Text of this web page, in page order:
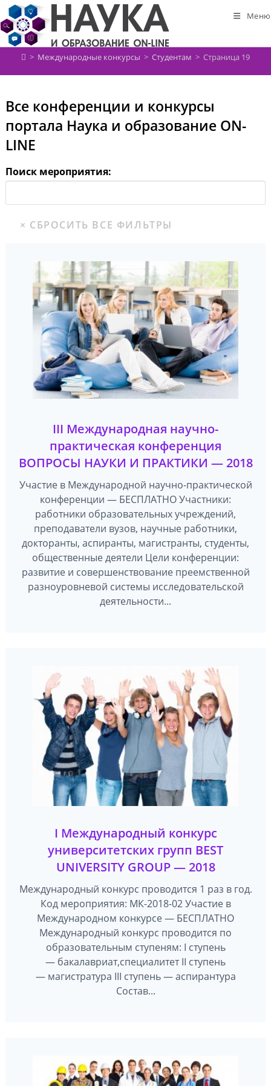
Перейти
к
содержимому
Меню
> Международные конкурсы > Студентам > Страница 19
Все конференции и конкурсы
портала Наука и образование ON-
LINE
Поиск мероприятия:
III Международная научно-
практическая конференция
ВОПРОСЫ НАУКИ И ПРАКТИКИ — 2018
Участие в Международной научно-практической
конференции — БЕСПЛАТНО Участники:
работники образовательных учреждений,
преподаватели вузов, научные работники,
докторанты, аспиранты, магистранты, студенты,
общественные деятели Цели конференции:
развитие и совершенствование преемственной
разноуровневой системы исследовательской
деятельности...
I Международный конкурс
университетских групп BEST
UNIVERSITY GROUP — 2018
Международный конкурс проводится 1 раз в год.
Код мероприятия: МК-2018-02 Участие в
Международном конкурсе — БЕСПЛАТНО
Международный конкурс проводится по
образовательным ступеням: I ступень
— бакалавриат,специалитет II ступень
— магистратура III ступень — аспирантура
Состав...